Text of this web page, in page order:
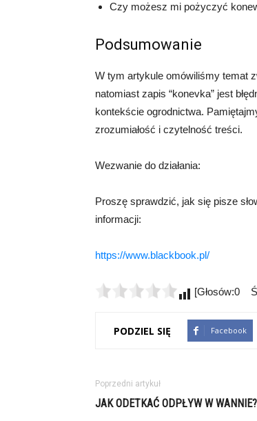
Czy możesz mi pożyczyć
Podsumowanie
W tym artykule omówiliśmy temat
natomiast zapis “konevka” jest
kontekście ogrodnictwa.
zrozumiałość i czytelność treści.
Wezwanie do działania:
Proszę sprawdzić, jak się pisze
informacji:
https://www.blackbook.pl/
[Głosów:0
PODZIEL SIĘ Facebook
Poprzedni artykuł
JAK ODETKAĆ ODPŁYW W WANNIE?